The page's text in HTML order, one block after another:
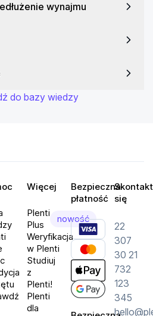
wynajmu
do bazy wiedzy
Więcej
Plenti
Plus
nowość
Weryfikacja
w Plenti
Studiuj
z
Plenti!
Plenti
dla
Bezpieczna
płatność
się
22
307
30 21
732
123
345